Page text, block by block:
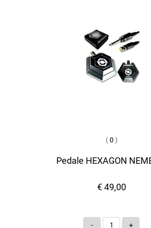
(0 )
Pedale HEXAGON
€ 49,00
Quantità